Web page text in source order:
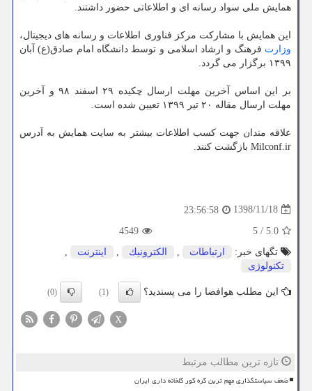
همایش ملی سواد رسانه ای و اطلاعاتی حضور داشتند.
این همایش با مشاركت مركز فناوری اطلاعات و رسانه های دیجیتال،
وزارت فرهنگ و ارشاد اسلامی و توسط دانشگاه امام صادق(ع) آبان
۱۳۹۹ برگزار می گردد.
بر این اساس آخرین مهلت ارسال چكیده ۲۹ اسفند ۹۸ و آخرین
مهلت ارسال مقاله ۲۰ تیر ۱۳۹۹ تعیین شده است.
علاقه مندان جهت كسب اطلاعات بیشتر به سایت همایش به آدرس
Milconf.ir بازگشت كنند.
1398/11/18
23:56:58
5.0
/
5
4549
تگهای خبر:
ارتباطات , الكترونیك , اینترنت
,
تكنولوژی
این مطلب هوافضا را می پسندید؟ (1)
(0)
X
تازه ترین مطالب مرتبط
ضعف سیاستگذاری مهم ترین گره کور گلخانه داری ایران